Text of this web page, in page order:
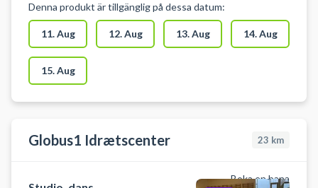
basketball, badminton eller
pickleball. BMI Hallen er
beliggende syd for Aarhus. Det er
nemt at komme til hallen og der er
gratis parkeringsmuligheder lige
foran hallen.
Denna produkt är tillgänglig på dessa datum:
11. Aug 12. Aug 13. Aug 14. Aug
15. Aug
Globus1 Idrætscenter 23 km
Boka en bana